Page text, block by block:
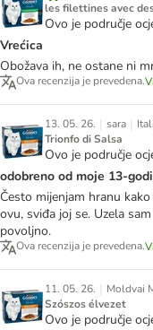
les filettines avec
Ovo je područje
Vrećica
Obožava ih, ne ostane ni
Ova recenzija je prevedena.
13. 05. 26. | sara |
Trionfo di Salsa
Ovo je područje
odobreno od moje 13-
Često mijenjam hranu
ovu, sviđa joj se. Uzela
povoljno.
Ova recenzija je prevedena.
11. 05. 26. | Moldvai
Szószos élvezet
Ovo je područje